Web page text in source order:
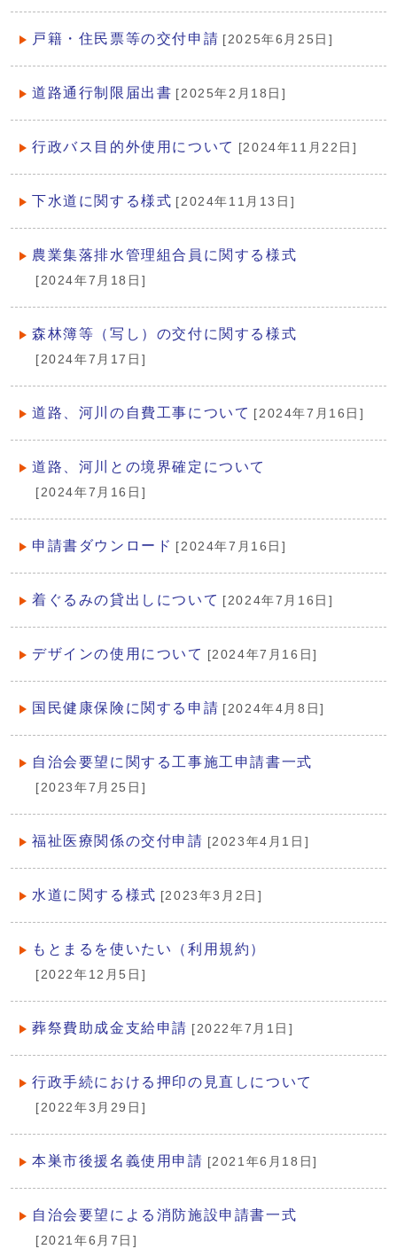
戸籍・住民票等の交付申請 [2025年6月25日]
道路通行制限届出書 [2025年2月18日]
行政バス目的外使用について [2024年11月22日]
下水道に関する様式 [2024年11月13日]
農業集落排水管理組合員に関する様式
[2024年7月18日]
森林簿等（写し）の交付に関する様式
[2024年7月17日]
道路、河川の自費工事について [2024年7月16日]
道路、河川との境界確定について
[2024年7月16日]
申請書ダウンロード [2024年7月16日]
着ぐるみの貸出しについて [2024年7月16日]
デザインの使用について [2024年7月16日]
国民健康保険に関する申請 [2024年4月8日]
自治会要望に関する工事施工申請書一式
[2023年7月25日]
福祉医療関係の交付申請 [2023年4月1日]
水道に関する様式 [2023年3月2日]
もとまるを使いたい（利用規約）
[2022年12月5日]
葬祭費助成金支給申請 [2022年7月1日]
行政手続における押印の見直しについて
[2022年3月29日]
本巣市後援名義使用申請 [2021年6月18日]
自治会要望による消防施設申請書一式
[2021年6月7日]